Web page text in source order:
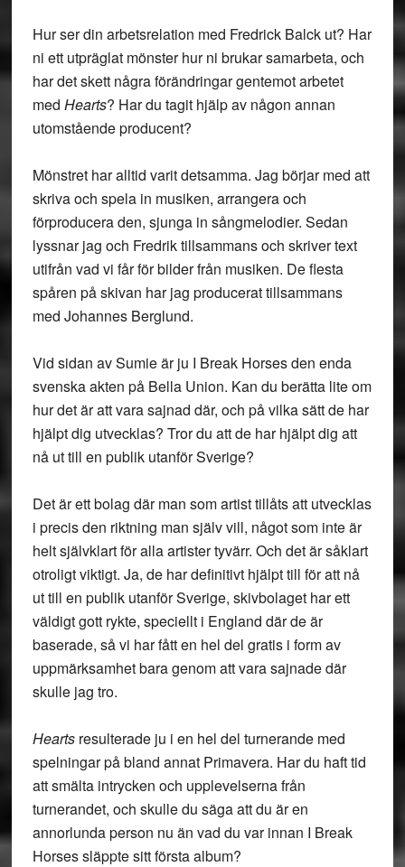
Hur ser din arbetsrelation med Fredrick Balck ut? Har
ni ett utpräglat mönster hur ni brukar samarbeta, och
har det skett några förändringar gentemot arbetet
med Hearts? Har du tagit hjälp av någon annan
utomstående producent?
Mönstret har alltid varit detsamma. Jag börjar med att
skriva och spela in musiken, arrangera och
förproducera den, sjunga in sångmelodier. Sedan
lyssnar jag och Fredrik tillsammans och skriver text
utifrån vad vi får för bilder från musiken. De flesta
spåren på skivan har jag producerat tillsammans
med Johannes Berglund.
Vid sidan av Sumie är ju I Break Horses den enda
svenska akten på Bella Union. Kan du berätta lite om
hur det är att vara sajnad där, och på vilka sätt de har
hjälpt dig utvecklas? Tror du att de har hjälpt dig att
nå ut till en publik utanför Sverige?
Det är ett bolag där man som artist tillåts att utvecklas
i precis den riktning man själv vill, något som inte är
helt självklart för alla artister tyvärr. Och det är såklart
otroligt viktigt. Ja, de har definitivt hjälpt till för att nå
ut till en publik utanför Sverige, skivbolaget har ett
väldigt gott rykte, speciellt i England där de är
baserade, så vi har fått en hel del gratis i form av
uppmärksamhet bara genom att vara sajnade där
skulle jag tro.
Heartsresulterade ju i en hel del turnerande med
spelningar på bland annat Primavera. Har du haft tid
att smälta intrycken och upplevelserna från
turnerandet, och skulle du säga att du är en
annorlunda person nu än vad du var innan I Break
Horses släppte sitt första album?